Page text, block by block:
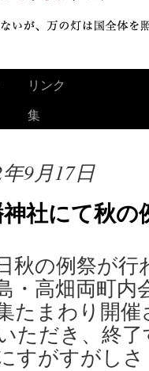
リンク
集
9月17日
社にて秋の
秋の例祭が行
・高畑両町内
たまわり開
ただき、終
すがすがし